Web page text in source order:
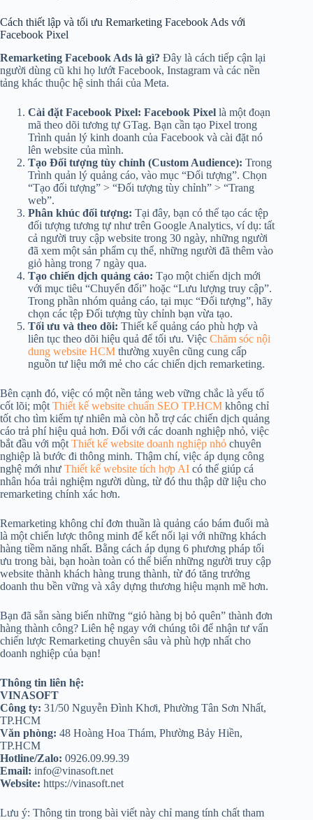
Cách thiết lập và tối ưu Remarketing Facebook Ads với
Facebook Pixel
Remarketing Facebook Ads là gì? Đây là cách tiếp cận lại
người dùng cũ khi họ lướt Facebook, Instagram và các nền
tảng khác thuộc hệ sinh thái của Meta.
Cài đặt Facebook Pixel: Facebook Pixel là một đoạn
mã theo dõi tương tự GTag. Bạn cần tạo Pixel trong
Trình quản lý kinh doanh của Facebook và cài đặt nó
lên website của mình.
Tạo Đối tượng tùy chỉnh (Custom Audience): Trong
Trình quản lý quảng cáo, vào mục “Đối tượng”. Chọn
“Tạo đối tượng” > “Đối tượng tùy chỉnh” > “Trang
web”.
Phân khúc đối tượng: Tại đây, bạn có thể tạo các tệp
đối tượng tương tự như trên Google Analytics, ví dụ: tất
cả người truy cập website trong 30 ngày, những người
đã xem một sản phẩm cụ thể, những người đã thêm vào
giỏ hàng trong 7 ngày qua.
Tạo chiến dịch quảng cáo: Tạo một chiến dịch mới
với mục tiêu “Chuyển đổi” hoặc “Lưu lượng truy cập”.
Trong phần nhóm quảng cáo, tại mục “Đối tượng”, hãy
chọn các tệp Đối tượng tùy chỉnh bạn vừa tạo.
Tối ưu và theo dõi: Thiết kế quảng cáo phù hợp và
liên tục theo dõi hiệu quả để tối ưu. Việc Chăm sóc nội
dung website HCM thường xuyên cũng cung cấp
nguồn tư liệu mới mẻ cho các chiến dịch remarketing.
Bên cạnh đó, việc có một nền tảng web vững chắc là yếu tố
cốt lõi; một Thiết kế website chuẩn SEO TP.HCM không chỉ
tốt cho tìm kiếm tự nhiên mà còn hỗ trợ các chiến dịch quảng
cáo trả phí hiệu quả hơn. Đối với các doanh nghiệp nhỏ, việc
bắt đầu với một Thiết kế website doanh nghiệp nhỏ chuyên
nghiệp là bước đi thông minh. Thậm chí, việc áp dụng công
nghệ mới như Thiết kế website tích hợp AI có thể giúp cá
nhân hóa trải nghiệm người dùng, từ đó thu thập dữ liệu cho
remarketing chính xác hơn.
Remarketing không chỉ đơn thuần là quảng cáo bám đuổi mà
là một chiến lược thông minh để kết nối lại với những khách
hàng tiềm năng nhất. Bằng cách áp dụng 6 phương pháp tối
ưu trong bài, bạn hoàn toàn có thể biến những người truy cập
website thành khách hàng trung thành, từ đó tăng trưởng
doanh thu bền vững và xây dựng thương hiệu mạnh mẽ hơn.
Bạn đã sẵn sàng biến những “giỏ hàng bị bỏ quên” thành đơn
hàng thành công? Liên hệ ngay với chúng tôi để nhận tư vấn
chiến lược Remarketing chuyên sâu và phù hợp nhất cho
doanh nghiệp của bạn!
Thông tin liên hệ:
VINASOFT
Công ty: 31/50 Nguyễn Đình Khơi, Phường Tân Sơn Nhất,
TP.HCM
Văn phòng: 48 Hoàng Hoa Thám, Phường Bảy Hiền,
TP.HCM
Hotline/Zalo: 0926.09.99.39
Email: info@vinasoft.net
Website: https://vinasoft.net
Lưu ý: Thông tin trong bài viết này chỉ mang tính chất tham